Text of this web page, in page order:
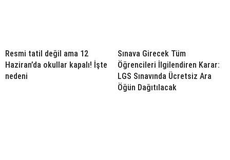
Resmi tatil değil ama 12
Haziran’da okullar kapalı! İşte
nedeni
Sınava Girecek Tüm
Öğrencileri İlgilendiren Karar:
LGS Sınavında Ücretsiz Ara
Öğün Dağıtılacak